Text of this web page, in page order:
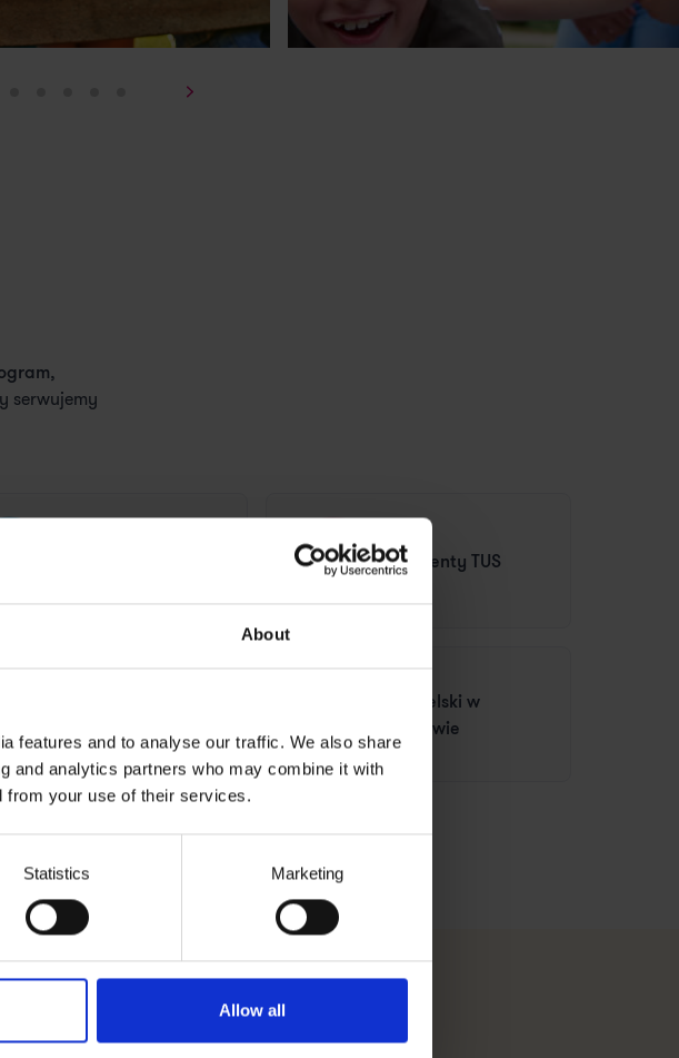
About
features and to analyse our traffic. We also share
and analytics partners who may combine it with
from your use of their services.
Statistics Marketing
Allow all
,
serwujemy
Elementy TUS
Angielski w
zabawie
w Twojej okolicy